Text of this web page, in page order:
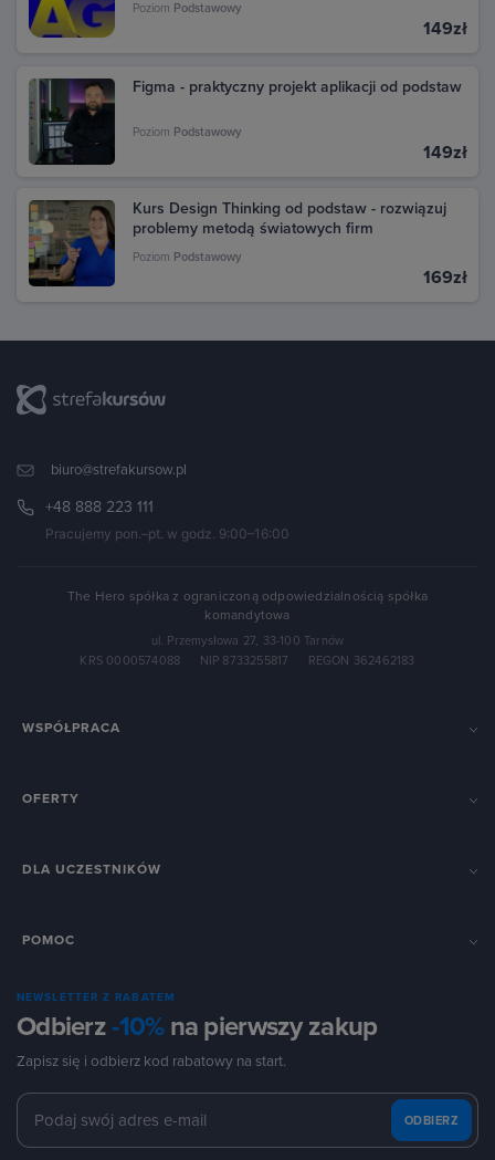
Poziom Podstawowy
149zł
Figma - praktyczny projekt aplikacji od podstaw
Poziom Podstawowy
149zł
Kurs Design Thinking od podstaw - rozwiązuj
problemy metodą światowych firm
Poziom Podstawowy
169zł
biuro@strefakursow.pl
+48 888 223 111
Pracujemy pon.–pt. w godz. 9:00–16:00
The Hero spółka z ograniczoną odpowiedzialnością spółka
komandytowa
ul. Przemysłowa 27, 33-100 Tarnów
KRS 0000574088
NIP 8733255817 REGON 362462183
WSPÓŁPRACA
OFERTY
DLA UCZESTNIKÓW
POMOC
NEWSLETTER Z RABATEM
Odbierz-10%na pierwszy zakup
Zapisz się i odbierz kod rabatowy na start.
ODBIERZ